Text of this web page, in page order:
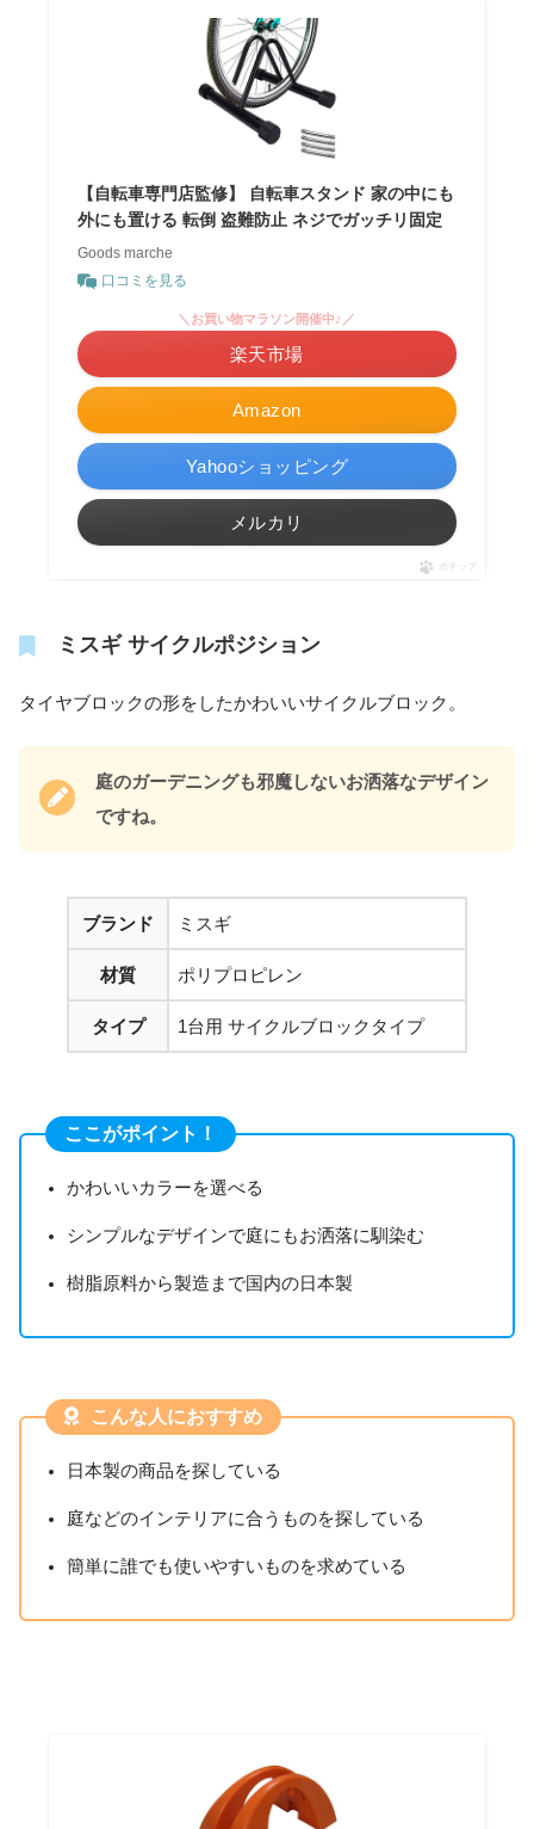
【自転車専門店監修】 自転車スタンド 家の中にも
外にも置ける 転倒 盗難防止 ネジでガッチリ固定
Goods marche
口コミを見る
Amazon
＼お買い物マラソン開催中♪／
楽天市場
Yahooショッピング
メルカリ
ポチップ
ミスギ サイクルポジション
タイヤブロックの形をしたかわいいサイクルブロック。
庭のガーデニングも邪魔しないお洒落なデザイン
ですね。
ブランド ミスギ
材質 ポリプロピレン
タイプ 1台用 サイクルブロックタイプ
ここがポイント！
かわいいカラーを選べる
シンプルなデザインで庭にもお洒落に馴染む
樹脂原料から製造まで国内の日本製
こんな人におすすめ
日本製の商品を探している
庭などのインテリアに合うものを探している
簡単に誰でも使いやすいものを求めている